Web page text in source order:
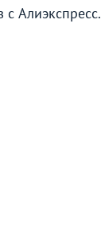
с Алиэкспресс.